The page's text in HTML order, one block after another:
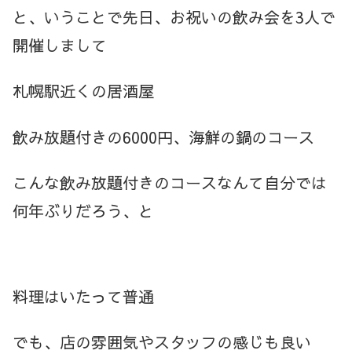
と、いうことで先日、お祝いの飲み会を3人で
開催しまして
札幌駅近くの居酒屋
飲み放題付きの6000円、海鮮の鍋のコース
こんな飲み放題付きのコースなんて自分では
何年ぶりだろう、と
料理はいたって普通
でも、店の雰囲気やスタッフの感じも良い